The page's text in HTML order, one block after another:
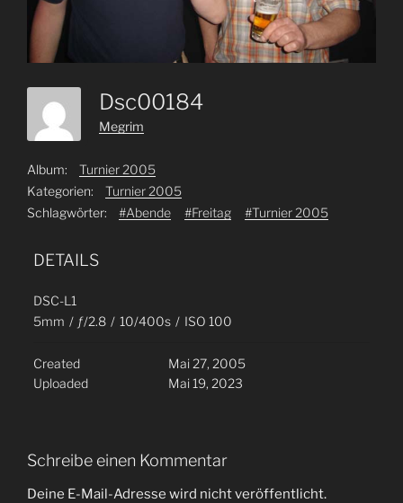
Dsc00184
Megrim
Album:
Turnier 2005
Kategorien:
Turnier 2005
Schlagwörter:
#Abende #Freitag #Turnier 2005
DETAILS
DSC-L1
5mm / ƒ/2.8 / 10/400s / ISO 100
Created
Mai 27, 2005
Uploaded
Mai 19, 2023
Schreibe einen Kommentar
Deine E-Mail-Adresse wird nicht veröffentlicht.